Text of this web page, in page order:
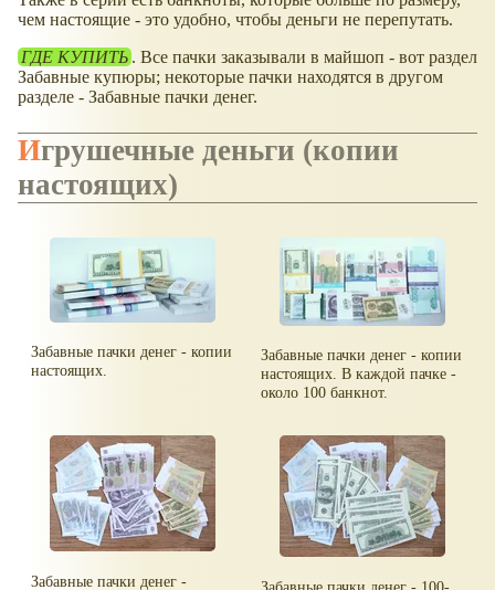
чем настоящие - это удобно, чтобы деньги не перепутать.
ГДЕ КУПИТЬ . Все пачки заказывали в майшоп - вот раздел
Забавные купюры; некоторые пачки находятся в другом
разделе - Забавные пачки денег.
Игрушечные деньги (копии
настоящих)
Забавные пачки денег - копии
настоящих.
Забавные пачки денег - копии
настоящих. В каждой пачке -
около 100 банкнот.
Забавные пачки денег - Забавные пачки денег - 100-